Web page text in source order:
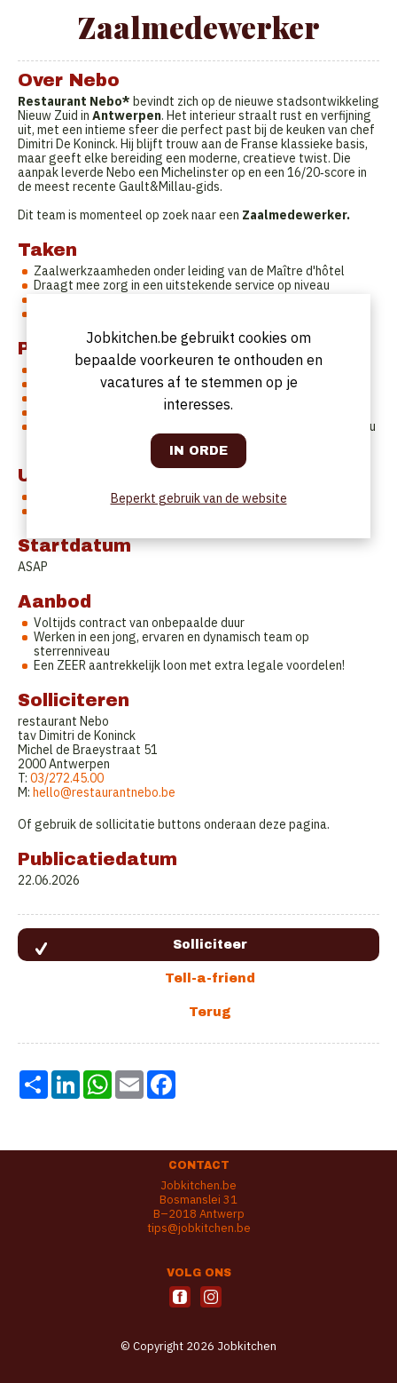
Zaalmedewerker
Over Nebo
Restaurant Nebo* bevindt zich op de nieuwe stadsontwikkeling
Nieuw Zuid in Antwerpen. Het interieur straalt rust en verfijning
uit, met een intieme sfeer die perfect past bij de keuken van chef
Dimitri De Koninck. Hij blijft trouw aan de Franse klassieke basis,
maar geeft elke bereiding een moderne, creatieve twist. Die
aanpak leverde Nebo een Michelinster op en een 16/20‑score in
de meest recente Gault&Millau‑gids.
Dit team is momenteel op zoek naar een Zaalmedewerker.
Taken
Zaalwerkzaamheden onder leiding van de Maître d'hôtel
Draagt mee zorg in een uitstekende service op niveau
Profiel
Je hebt een goed en verzorgd voorkomen
Je hebt een positieve 'workdrive'
Je bent klantgericht en hebt kennis van de etiquetteregels
Je bent een échte teamplayer
Je hebt relevante ervaring in de zaal op gastronomisch niveau
Uurrooster
Vrije dagen: zondag, maandag
Startdatum
ASAP
Aanbod
Voltijds contract van onbepaalde duur
Werken in een jong, ervaren en dynamisch team op
sterrenniveau
Een ZEER aantrekkelijk loon met extra legale voordelen!
Solliciteren
restaurant Nebo
tav Dimitri de Koninck
Michel de Braeystraat 51
2000 Antwerpen
T: 03/272.45.00
M: hello@restaurantnebo.be
Of gebruik de sollicitatie buttons onderaan deze pagina.
Publicatiedatum
22.06.2026
Share LinkedInWhatsApp
Email
CONTACT
Jobkitchen.be
Bosmanslei 31
B–2018 Antwerp
tips@jobkitchen.be
VOLG ONS
© Copyright 2026 Jobkitchen
Jobkitchen.be gebruikt cookies om
bepaalde voorkeuren te onthouden en
vacatures af te stemmen op je
interesses.
Beperkt gebruik van de website